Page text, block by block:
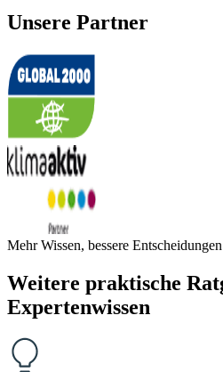
Unsere Partner
Mehr Wissen, bessere Entscheidungen
Weitere praktische
Expertenwissen